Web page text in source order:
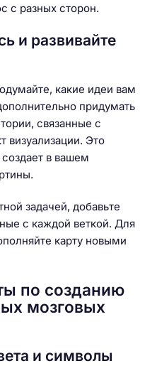
с разных сторон.
и развивайте
какие идеи вам
придумать
связанные с
визуализации. Это
в вашем
задачей, добавьте
с каждой веткой. Для
карту новыми
по созданию
мозговых
и символы